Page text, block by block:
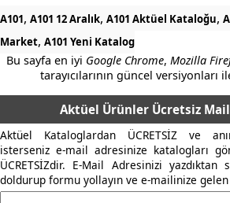
A101, A101 12 Aralık, A101 Aktüel Kataloğu,
Market, A101 Yeni Katalog
Bu sayfa en iyi Google Chrome,Mozilla
tarayıcılarının güncel versiyonları
Aktüel Ürünler Ücretsiz
Aktüel Kataloglardan ÜCRETSİZ ve
isterseniz e-mail adresinize katalogları
ÜCRETSİZdir. E-Mail Adresinizi yazdıktan
doldurup formu yollayın ve e-mailinize gelen